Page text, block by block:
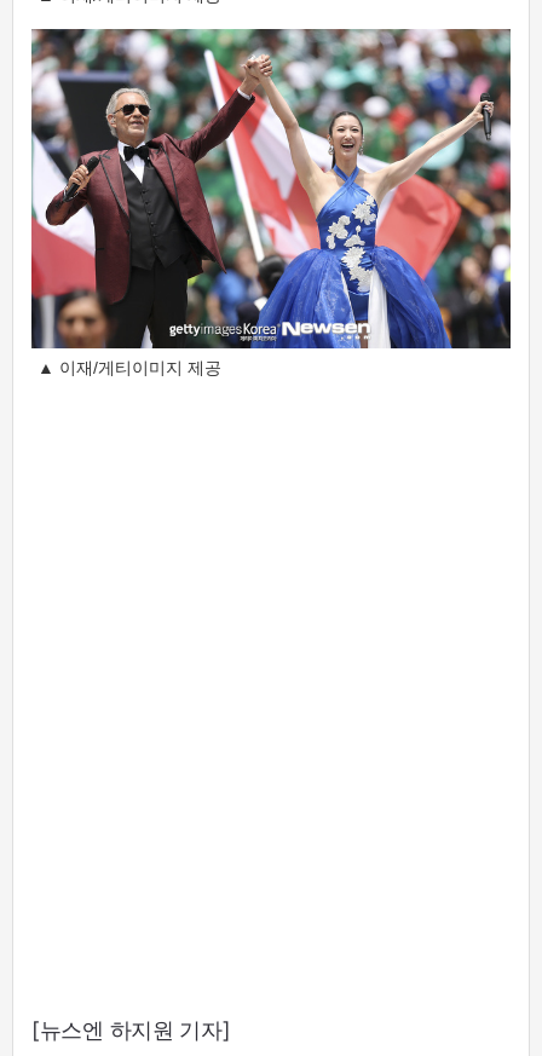
▲ 이재/게티이미지 제공
[뉴스엔 하지원 기자]